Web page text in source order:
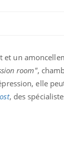
un
room",
elle
, des
une otite
vacances ?
: un cas détecté
en France